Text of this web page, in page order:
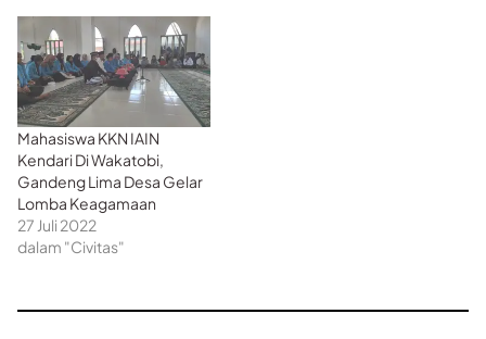
Mahasiswa KKN IAIN
Kendari Di Wakatobi,
Gandeng Lima Desa Gelar
Lomba Keagamaan
27 Juli 2022
dalam "Civitas"